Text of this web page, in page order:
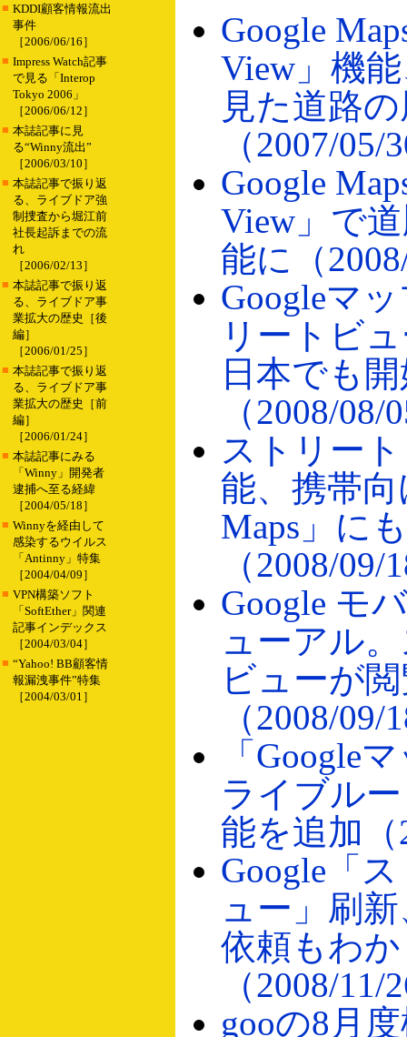
■ KDDI顧客情報流出
事件
［2006/06/16］
■ Impress Watch記事
で見る「Interop
Tokyo 2006」
［2006/06/12］
■ 本誌記事に見
る“Winny流出”
［2006/03/10］
■ 本誌記事で振り返
る、ライブドア強
制捜査から堀江前
社長起訴までの流
れ
［2006/02/13］
■ 本誌記事で振り返
る、ライブドア事
業拡大の歴史［後
編］
［2006/01/25］
■ 本誌記事で振り返
る、ライブドア事
業拡大の歴史［前
編］
［2006/01/24］
■ 本誌記事にみる
「Winny」開発者
逮捕へ至る経緯
［2004/05/18］
■ Winnyを経由して
感染するウイルス
「Antinny」特集
［2004/04/09］
■ VPN構築ソフト
「SoftEther」関連
記事インデックス
［2004/03/04］
■ “Yahoo! BB顧客情
報漏洩事件”特集
［2004/03/01］
Google
View」機
見た道路
（2007/05/
Google
View」で
能に（
Googleマ
リートビ
日本でも
（2008/08/
ストリー
能、携帯向
Maps」に
（2008/09/
Google モ
ューアル
ビューが
（2008/09/
「Google
ライブル
能を追加（
Google「
ュー」刷
依頼もわ
（2008/11/
gooの8月